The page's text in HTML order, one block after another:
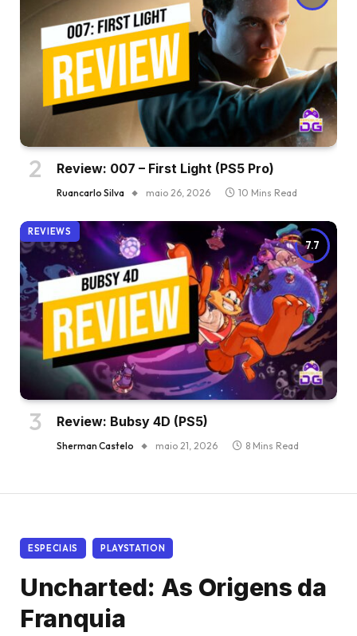
Review: 007 – First Light (PS5 Pro)
Ruancarlo Silva maio 26, 2026 10 Mins Read
7.7
REVIEWS
Review: Bubsy 4D (PS5)
Sherman Castelo maio 21, 2026 8 Mins Read
ESPECIAIS PLAYSTATION
Uncharted: As Origens da
Franquia